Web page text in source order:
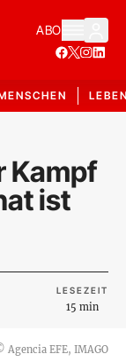
ABO
Kampf
ist
LESEZEIT
15 min
Agencia EFE, IMAGO